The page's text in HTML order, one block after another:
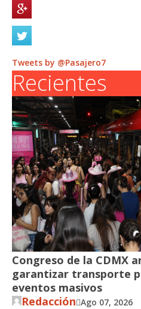
Tweets by @Pasajero7
Recientes
Congreso de la CDMX
garantizar transporte
eventos masivos
Redacción Ago 07, 2026